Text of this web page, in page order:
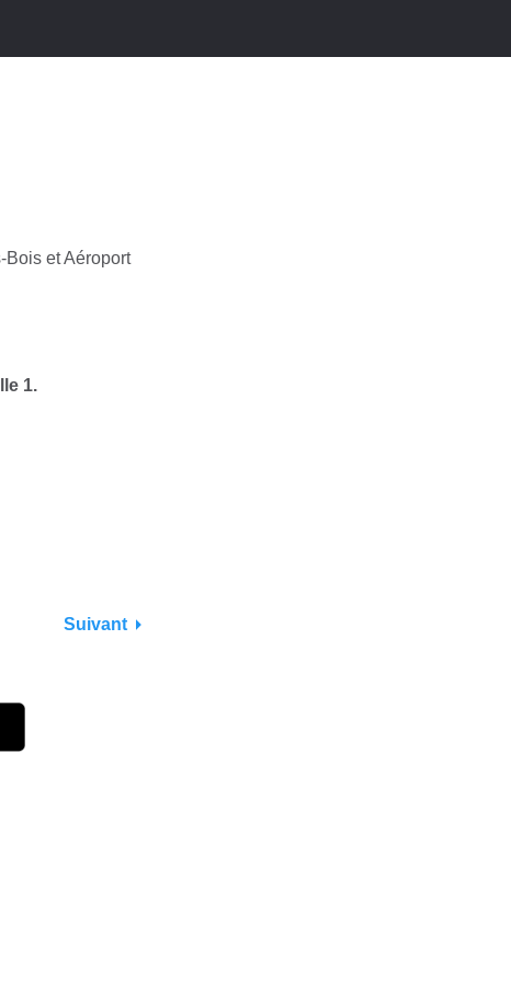
Bois et Aéroport
1.
Suivant